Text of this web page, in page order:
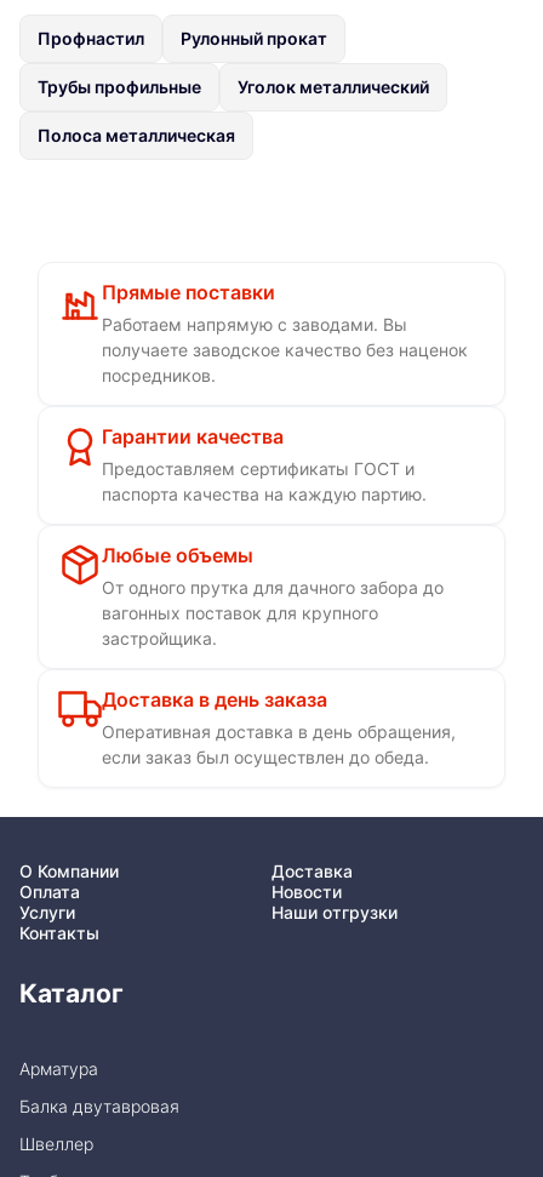
Профнастил Рулонный прокат
Трубы профильные Уголок металлический
Полоса металлическая
Прямые поставки
Работаем напрямую с заводами. Вы
получаете заводское качество без наценок
посредников.
Гарантии качества
Предоставляем сертификаты ГОСТ и
паспорта качества на каждую партию.
Любые объемы
От одного прутка для дачного забора до
вагонных поставок для крупного
застройщика.
Доставка в день заказа
Оперативная доставка в день обращения,
если заказ был осуществлен до обеда.
О Компании
Доставка
Оплата
Новости
Услуги
Наши отгрузки
Контакты
Каталог
Арматура
Балка двутавровая
Швеллер